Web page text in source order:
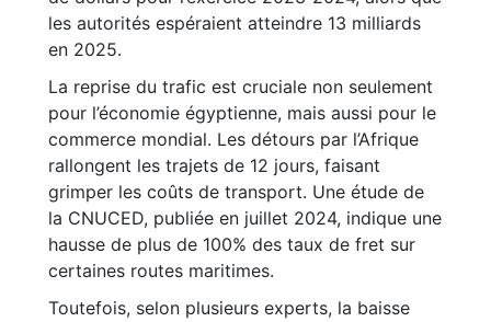
les autorités espéraient atteindre 13 milliards
en 2025.
La reprise du trafic est cruciale non seulement
pour l’économie égyptienne, mais aussi pour le
commerce mondial. Les détours par l’Afrique
rallongent les trajets de 12 jours, faisant
grimper les coûts de transport. Une étude de
la CNUCED, publiée en juillet 2024, indique une
hausse de plus de 100% des taux de fret sur
certaines routes maritimes.
Toutefois, selon plusieurs experts, la baisse